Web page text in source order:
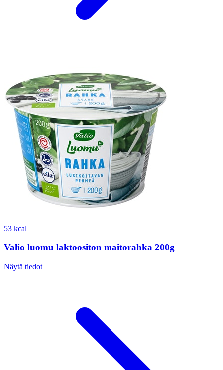
53 kcal
Valio luomu laktoositon maitorahka 200g
Näytä tiedot